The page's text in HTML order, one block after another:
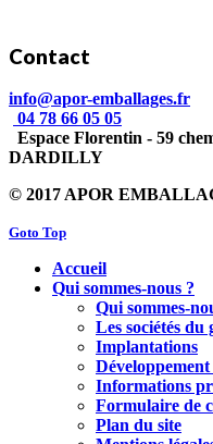
Contact
info@apor-emballages.fr
04 78 66 05 05
Espace Florentin - 59
DARDILLY
© 2017 APOR
Goto Top
Accueil
Qui sommes-nous ?
Qui sommes-
Les sociétés du
Implantations
Informations
Formulaire de
Plan du site